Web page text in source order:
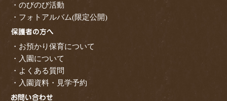
・のびのび活動
・フォトアルバム(限定公開)
・お預かり保育について
・入園について
・よくある質問
・入園資料・見学予約